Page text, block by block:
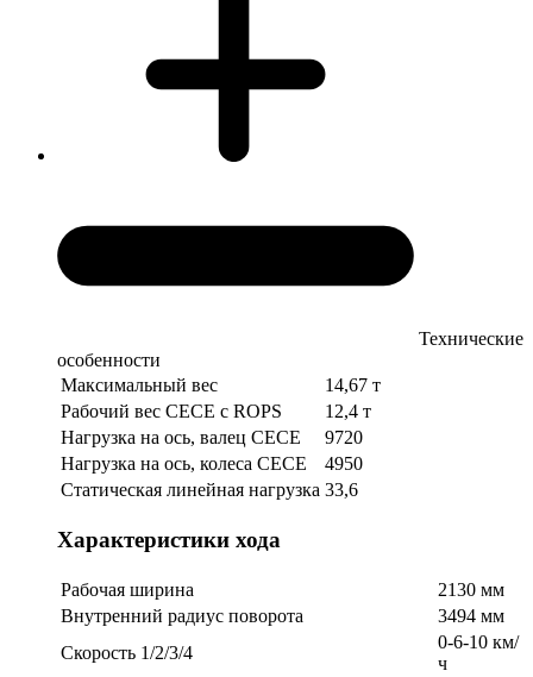
Технические
особенности
Максимальный вес
14,67 т
Рабочий вес СЕСЕ с ROPS
12,4 т
Нагрузка на ось, валец СЕСЕ
9720
Нагрузка на ось, колеса СЕСЕ
4950
Статическая линейная нагрузка 33,6
Характеристики хода
Рабочая ширина
2130 мм
Внутренний радиус поворота
3494 мм
Скорость 1/2/3/4
0-6-10 км/
ч